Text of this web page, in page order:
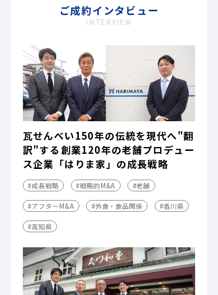
ご成約インタビュー
INTERVIEW
瓦せんべい150年の伝統を現代へ"翻
訳"する――創業120年の老舗プロデュー
ス企業「はりま家」の成長戦略
#成長戦略 #戦略的M&A #老舗
#アフターM&A #外食・食品関係 #香川県
#高知県